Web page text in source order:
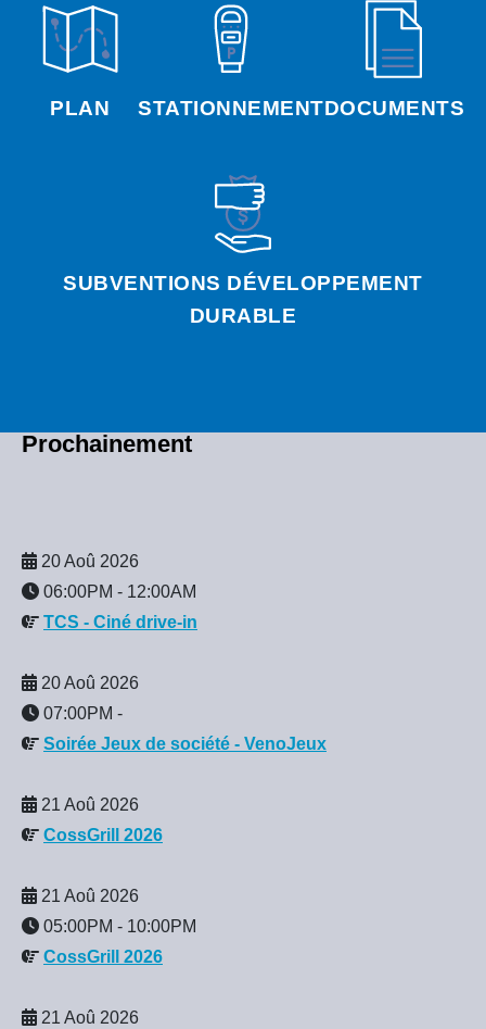
PLAN STATIONNEMENTDOCUMENTS
SUBVENTIONS DÉVELOPPEMENT
DURABLE
Prochainement
20 Aoû 2026
06:00PM - 12:00AM
TCS - Ciné drive-in
20 Aoû 2026
07:00PM -
Soirée Jeux de société - VenoJeux
21 Aoû 2026
CossGrill 2026
21 Aoû 2026
05:00PM - 10:00PM
CossGrill 2026
21 Aoû 2026